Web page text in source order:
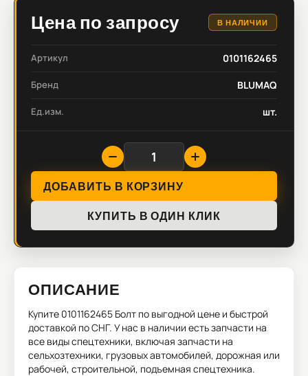
Цена по запросу В НАЛИЧИИ
Артикул 0101162465
Бренд BLUMAQ
Ед.изм. шт.
ДОБАВИТЬ В КОРЗИНУ
КУПИТЬ В ОДИН КЛИК
ОПИСАНИЕ
Купите 0101162465 Болт по выгодной цене и быстрой
доставкой по СНГ. У нас в наличии есть запчасти на
все виды спецтехники, включая запчасти на
сельхозтехники, грузовых автомобилей, дорожная или
рабочей, строительной, подъемная спецтехника.